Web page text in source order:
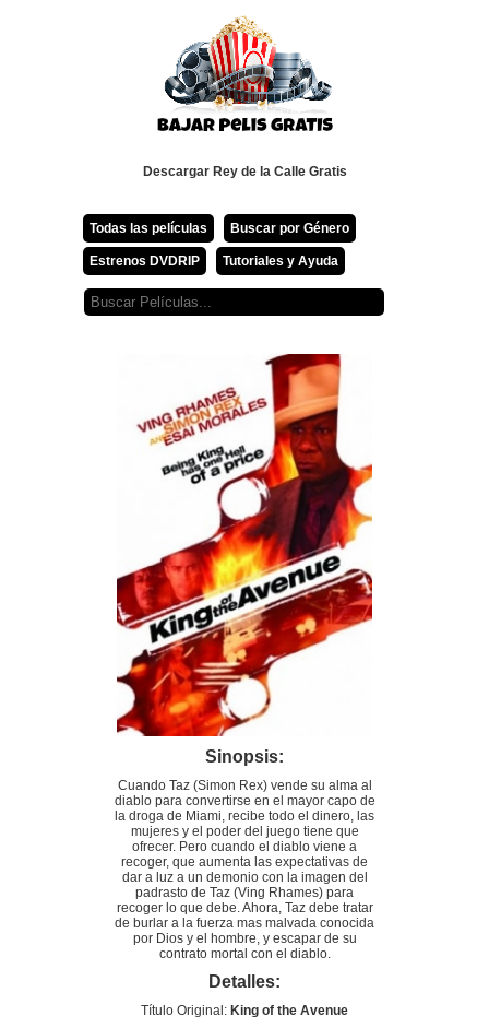
Descargar Rey de la Calle Gratis
Todas las películas Buscar por Género
Estrenos DVDRIP Tutoriales y Ayuda
Sinopsis:
Cuando Taz (Simon Rex) vende su alma al
diablo para convertirse en el mayor capo de
la droga de Miami, recibe todo el dinero, las
mujeres y el poder del juego tiene que
ofrecer. Pero cuando el diablo viene a
recoger, que aumenta las expectativas de
dar a luz a un demonio con la imagen del
padrasto de Taz (Ving Rhames) para
recoger lo que debe. Ahora, Taz debe tratar
de burlar a la fuerza mas malvada conocida
por Dios y el hombre, y escapar de su
contrato mortal con el diablo.
Detalles:
Título Original: King of the Avenue